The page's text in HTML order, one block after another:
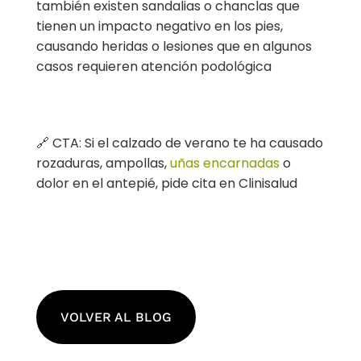
también existen sandalias o chanclas que
tienen un impacto negativo en los pies,
causando heridas o lesiones que en algunos
casos requieren atención podológica
🔗 CTA: Si el calzado de verano te ha causado
rozaduras, ampollas,uñas encarnadaso
dolor en el antepié, pide cita en Clinisalud
VOLVER AL BLOG